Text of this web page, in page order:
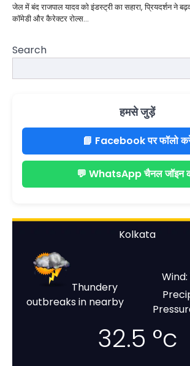
जेल में बंद राजपाल यादव को इंडस्ट्री का सहारा, प्रियदर्शन ने
कॉमेडी और कैरेक्टर रोल्स…
Search
हमसे जुड़ें
📘 Facebook पर फॉलो
💬 WhatsApp चैनल जॉइन
Kolkata
Thundery
outbreaks in nearby
32.5 °c